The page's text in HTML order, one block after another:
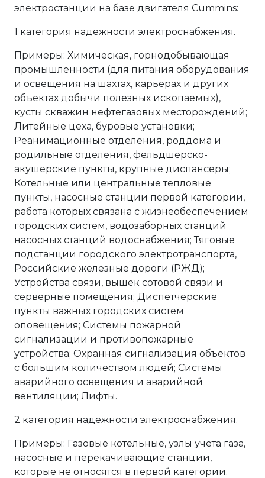
электростанции на базе двигателя Cummins:
1 категория надежности электроснабжения.
Примеры: Химическая, горнодобывающая
промышленности (для питания оборудования
и освещения на шахтах, карьерах и других
объектах добычи полезных ископаемых),
кусты скважин нефтегазовых месторождений;
Литейные цеха, буровые установки;
Реанимационные отделения, роддома и
родильные отделения, фельдшерско-
акушерские пункты, крупные диспансеры;
Котельные или центральные тепловые
пункты, насосные станции первой категории,
работа которых связана с жизнеобеспечением
городских систем, водозаборных станций
насосных станций водоснабжения; Тяговые
подстанции городского электротранспорта,
Российские железные дороги (РЖД);
Устройства связи, вышек сотовой связи и
серверные помещения; Диспетчерские
пункты важных городских систем
оповещения; Системы пожарной
сигнализации и противопожарные
устройства; Охранная сигнализация объектов
с большим количеством людей; Системы
аварийного освещения и аварийной
вентиляции; Лифты.
2 категория надежности электроснабжения.
Примеры: Газовые котельные, узлы учета газа,
насосные и перекачивающие станции,
которые не относятся в первой категории.